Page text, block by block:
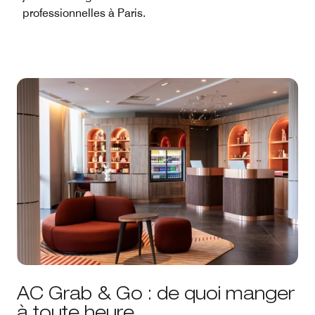
professionnelles à Paris.
AC Grab & Go : de quoi manger